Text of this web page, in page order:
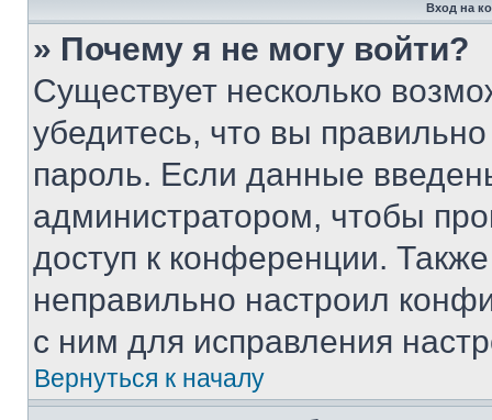
Вход на
» Почему я не могу войти?
Существует несколько
убедитесь, что вы
пароль. Если данные
администратором, чтобы
доступ к конференции.
неправильно настроил
с ним для исправления
Вернуться к началу